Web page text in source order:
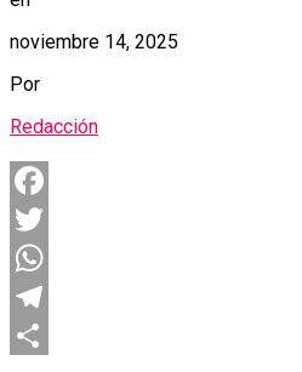
noviembre 14, 2025
Por
Redacción
Facebook
Twitter
WhatsApp
Telegram